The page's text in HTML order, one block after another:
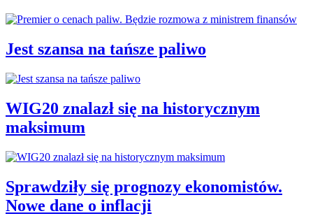
Jest szansa na tańsze paliwo
WIG20 znalazł się na historycznym
maksimum
Sprawdziły się prognozy ekonomistów.
Nowe dane o inflacji